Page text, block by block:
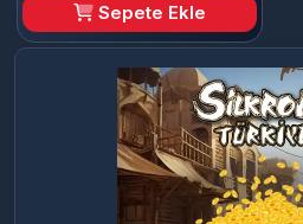
Sepete Ekle